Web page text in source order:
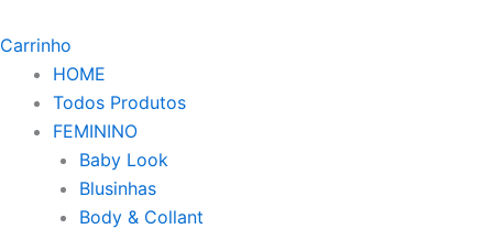
Carrinho
HOME
Todos Produtos
FEMININO
Baby Look
Blusinhas
Body & Collant